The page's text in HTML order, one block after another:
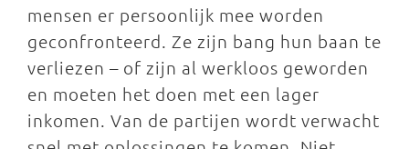
mensen er persoonlijk mee worden
geconfronteerd. Ze zijn bang hun baan te
verliezen – of zijn al werkloos geworden
en moeten het doen met een lager
inkomen. Van de partijen wordt verwacht